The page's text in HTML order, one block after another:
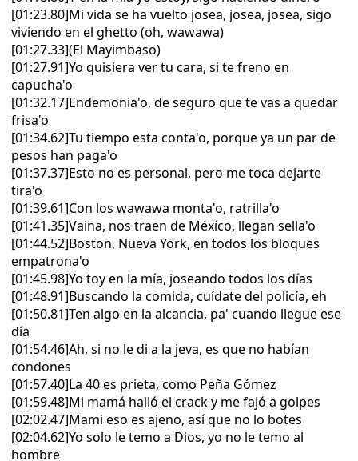
[01:23.80]Mi vida se ha vuelto josea, josea, josea, sigo
viviendo en el ghetto (oh, wawawa)
[01:27.33](El Mayimbaso)
[01:27.91]Yo quisiera ver tu cara, si te freno en
capucha'o
[01:32.17]Endemonia'o, de seguro que te vas a quedar
frisa'o
[01:34.62]Tu tiempo esta conta'o, porque ya un par de
pesos han paga'o
[01:37.37]Esto no es personal, pero me toca dejarte
tira'o
[01:39.61]Con los wawawa monta'o, ratrilla'o
[01:41.35]Vaina, nos traen de Méxíco, llegan sella'o
[01:44.52]Boston, Nueva York, en todos los bloques
empatrona'o
[01:45.98]Yo toy en la mía, joseando todos los días
[01:48.91]Buscando la comida, cuídate del policía, eh
[01:50.81]Ten algo en la alcancia, pa' cuando llegue ese
día
[01:54.46]Ah, si no le di a la jeva, es que no habían
condones
[01:57.40]La 40 es prieta, como Peña Gómez
[01:59.48]Mi mamá halló el crack y me fajó a golpes
[02:02.47]Mami eso es ajeno, así que no lo botes
[02:04.62]Yo solo le temo a Dios, yo no le temo al
hombre